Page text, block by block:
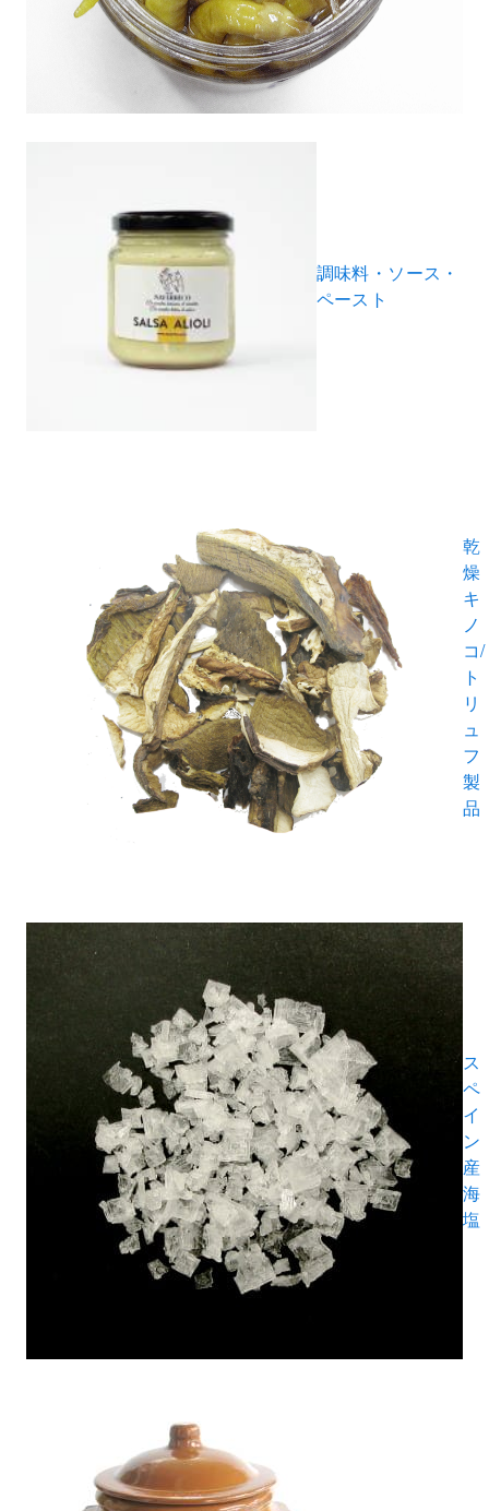
調味料・ソース・
ペースト
乾
燥
キ
ノ
コ/
ト
リ
ュ
フ
製
品
ス
ペ
イ
ン
産
海
塩